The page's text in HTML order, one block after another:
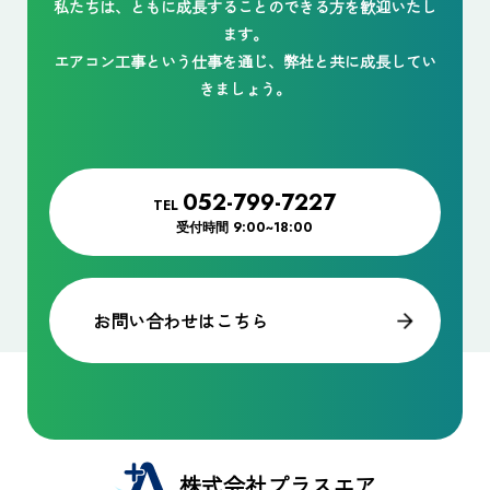
私たちは、ともに成長することのできる方を歓迎いたし
ます。
エアコン工事という仕事を通じ、弊社と共に成長してい
きましょう。
TEL 052-799-7227
受付時間 9:00~18:00
お問い合わせはこちら